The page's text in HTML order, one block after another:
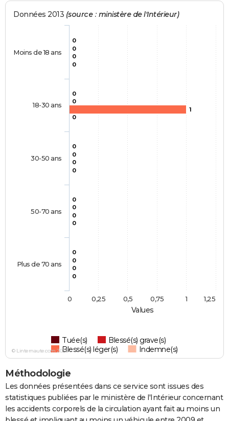
Values
Données 2013 (source : ministère de l'Intérieur)
0
0
0
0
0
0
0
0
0
0
0
1
0
0
0
0
0
0
0
0
Tuée(s)
Blessé(s) grave(s)
Blessé(s) léger(s)
Indemne(s)
Moins de 18 ans
18-30 ans
30-50 ans
50-70 ans
Plus de 70 ans
0 1
0,25 0,5 0,75 1,25
© Linternaute.com 2026
Méthodologie
Les données présentées dans ce service sont issues des
statistiques publiées par le ministère de l'Intérieur concernant
les accidents corporels de la circulation ayant fait au moins un